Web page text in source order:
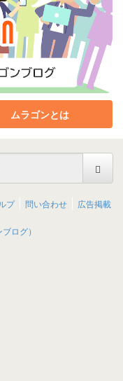
ムラゴンとは
プ 問い合わせ 広告掲載
ログ）